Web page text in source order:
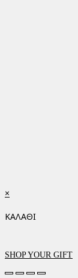
×
ΚΑΛΑΘΙ
SHOP YOUR GIFT